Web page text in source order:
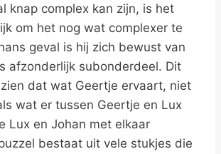
knap complex kan zijn, is het
om het nog wat complexer te
geval is hij zich bewust van
afzonderlijk subonderdeel. Dit
dat wat Geertje ervaart, niet
wat er tussen Geertje en Lux
Lux en Johan met elkaar
bestaat uit vele stukjes die